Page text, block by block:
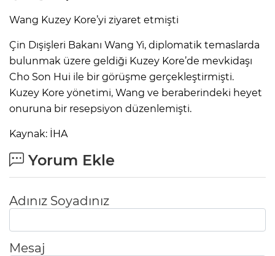
Wang Kuzey Kore’yi ziyaret etmişti
Çin Dışişleri Bakanı Wang Yi, diplomatik temaslarda
bulunmak üzere geldiği Kuzey Kore’de mevkidaşı
Cho Son Hui ile bir görüşme gerçekleştirmişti.
Kuzey Kore yönetimi, Wang ve beraberindeki heyet
onuruna bir resepsiyon düzenlemişti.
Kaynak: İHA
Yorum Ekle
Adınız Soyadınız
Mesaj